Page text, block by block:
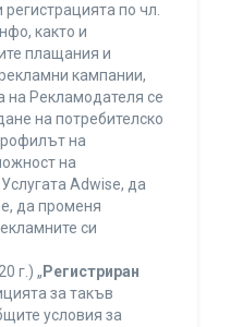
по чл.
както и
плащания и
кампании,
на Рекламодателя се
на потребителско
на
на
Adwise, да
да променя
си
г.) „ Регистриран
за такъв
условия за